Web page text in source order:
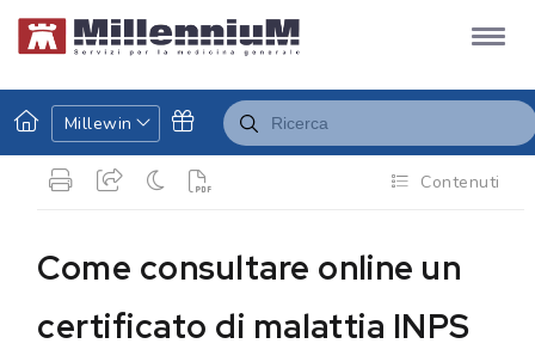
Millewin
Contenuti
Come consultare online un
certificato di malattia INPS